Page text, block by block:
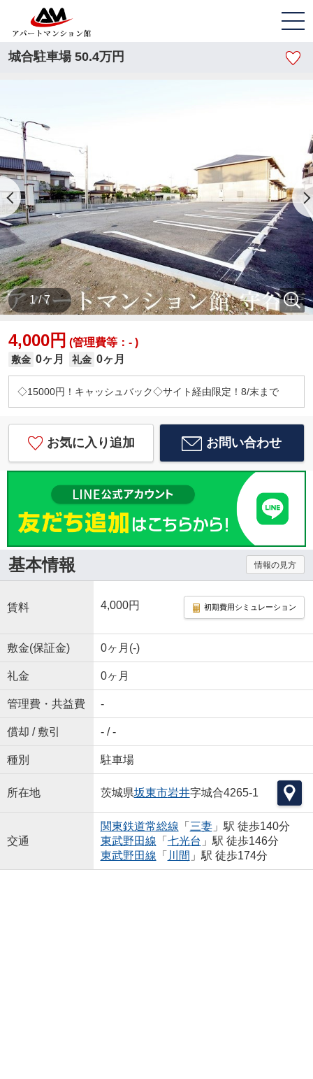
城合駐車場 50.4万円
1 / 7
4,000円 (管理費等：- )
敷金 0ヶ月 礼金 0ヶ月
◇15000円！キャッシュバック◇サイト経由限定！8/末まで
お気に入り追加 お問い合わせ
基本情報 情報の見方
賃料 4,000円 初期費用シミュレーション
敷金(保証金) 0ヶ月(-)
礼金 0ヶ月
管理費・共益費 -
償却 / 敷引 - / -
種別 駐車場
所在地 茨城県坂東市岩井字城合4265-1
交通
関東鉄道常総線 「 三妻」駅 徒歩140分
東武野田線 「 七光台 」駅 徒歩146分
東武野田線 「 川間 」駅 徒歩174分